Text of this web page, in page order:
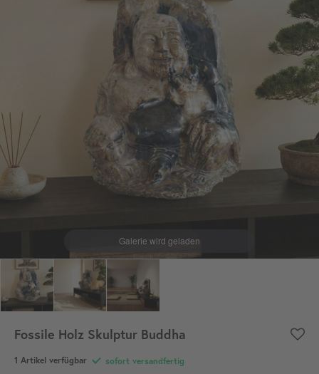
Fossile Holz Skulptur Buddha
1 Artikel verfügbar sofort versandfertig